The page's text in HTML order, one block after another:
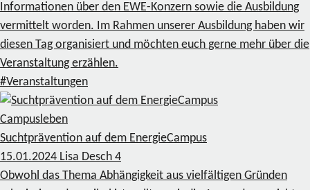
Informationen über den EWE-Konzern sowie die Ausbildung
vermittelt worden. Im Rahmen unserer Ausbildung haben wir
diesen Tag organisiert und möchten euch gerne mehr über die
Veranstaltung erzählen.
#Veranstaltungen
Campusleben
Suchtprävention auf dem EnergieCampus
15.01.2024 Lisa Desch 4
Obwohl das Thema Abhängigkeit aus vielfältigen Gründen